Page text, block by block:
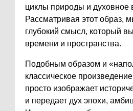
циклы природы и духовное
Рассматривая этот образ,
глубокий смысл, который
времени и пространства.
Подобным образом и
классическое
просто изображает
и передает дух эпохи,